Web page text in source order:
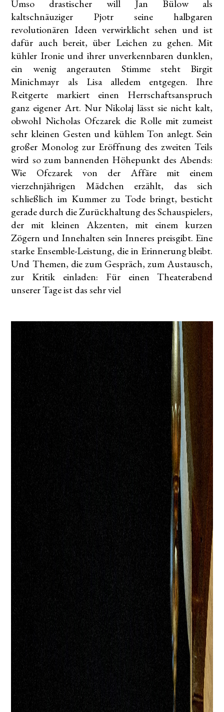
Umso drastischer will Jan Bülow als
kaltschnäuziger Pjotr seine halbgaren
revolutionären Ideen verwirklicht sehen und ist
dafür auch bereit, über Leichen zu gehen. Mit
kühler Ironie und ihrer unverkennbaren dunklen,
ein wenig angerauten Stimme steht Birgit
Minichmayr als Lisa alledem entgegen. Ihre
Reitgerte markiert einen Herrschaftsanspruch
ganz eigener Art. Nur Nikolaj lässt sie nicht kalt,
obwohl Nicholas Ofczarek die Rolle mit zumeist
sehr kleinen Gesten und kühlem Ton anlegt. Sein
großer Monolog zur Eröffnung des zweiten Teils
wird so zum bannenden Höhepunkt des Abends:
Wie Ofczarek von der Affäre mit einem
vierzehnjährigen Mädchen erzählt, das sich
schließlich im Kummer zu Tode bringt, besticht
gerade durch die Zurückhaltung des Schauspielers,
der mit kleinen Akzenten, mit einem kurzen
Zögern und Innehalten sein Inneres preisgibt. Eine
starke Ensemble-Leistung, die in Erinnerung bleibt.
Und Themen, die zum Gespräch, zum Austausch,
zur Kritik einladen: Für einen Theaterabend
unserer Tage ist das sehr viel